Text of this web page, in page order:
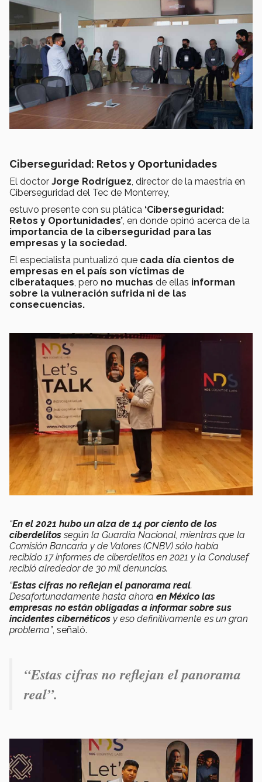
Ciberseguridad: Retos y Oportunidades
El doctor Jorge Rodríguez, director de la maestría en
Ciberseguridad del Tec de Monterrey,
estuvo presente con su plática ‘Ciberseguridad:
Retos y Oportunidades’, en donde opinó acerca de la
importancia de la ciberseguridad para las
empresas y la sociedad.
El especialista puntualizó que cada día cientos de
empresas en el país son víctimas de
ciberataques, pero no muchas de ellas informan
sobre la vulneración sufrida ni de las
consecuencias.
“En el 2021 hubo un alza de 14 por ciento de los
ciberdelitossegún la Guardia Nacional, mientras que la
Comisión Bancaria y de Valores (CNBV) sólo había
recibido 17 informes de ciberdelitos en 2021 y la Condusef
recibió alrededor de 30 mil denuncias.
“Estas cifras no reflejan el panorama real.
Desafortunadamente hasta ahora en México las
empresas no están obligadas a informar sobre sus
incidentes cibernéticos y eso definitivamente es un gran
problema”, señaló.
“Estas cifras no reflejan el panorama
real”.